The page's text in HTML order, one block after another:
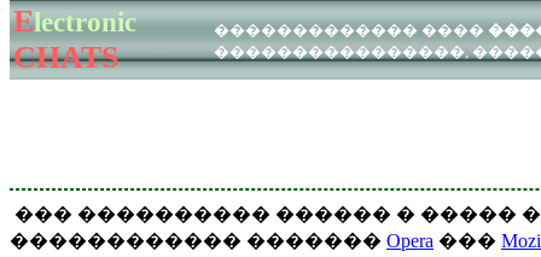
Electronic
CHATS
������������� ����
����������������,
����
�������
WEB - ���
�������
ICQ - ���
��� ���������� ������ � �����
������������ ������� Opera ���